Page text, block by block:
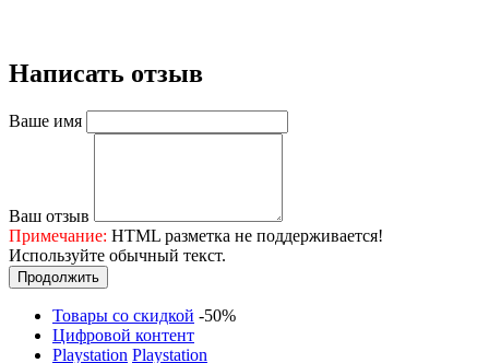
Написать отзыв
Ваше имя
Ваш отзыв
Примечание: HTML разметка не поддерживается!
Используйте обычный текст.
Продолжить
Товары со скидкой -50%
Цифровой контент
Playstation Playstation